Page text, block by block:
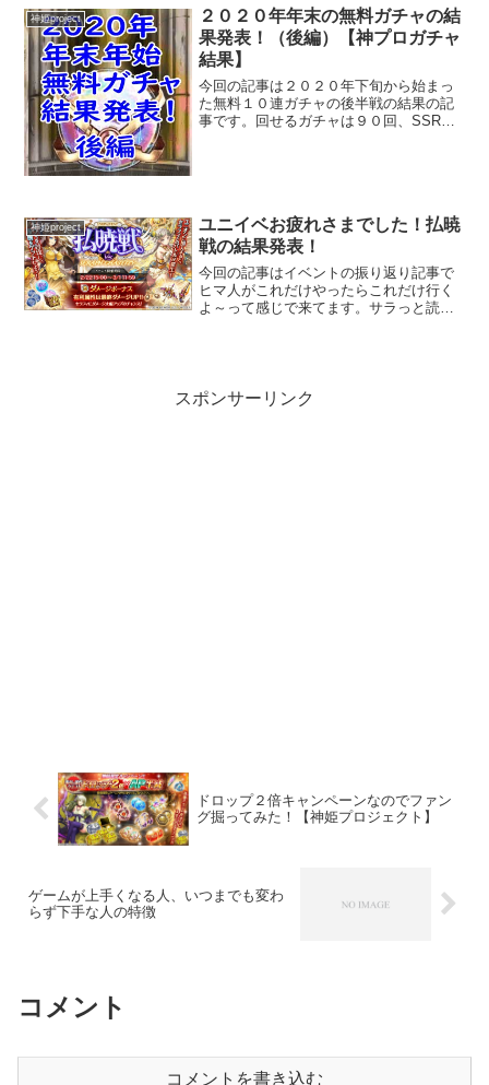
ます。状態異常の数がキーとなりますの
で付与数が多...
神姫project
２０２０年年末の無料ガチャの結
果発表！（後編）【神プロガチャ
結果】
今回の記事は２０２０年下旬から始まっ
た無料１０連ガチャの後半戦の結果の記
事です。回せるガチャは９０回、SSRは
神姫project
ユニイベお疲れさまでした！払暁
戦の結果発表！
今回の記事はイベントの振り返り記事で
ヒマ人がこれだけやったらこれだけ行く
よ～って感じで来てます。サラっと読め
スポンサーリンク
ドロップ２倍キャンペーンなのでファン
グ掘ってみた！【神姫プロジェクト】
ゲームが上手くなる人、いつまでも変わ
らず下手な人の特徴
コメント
コメントを書き込む